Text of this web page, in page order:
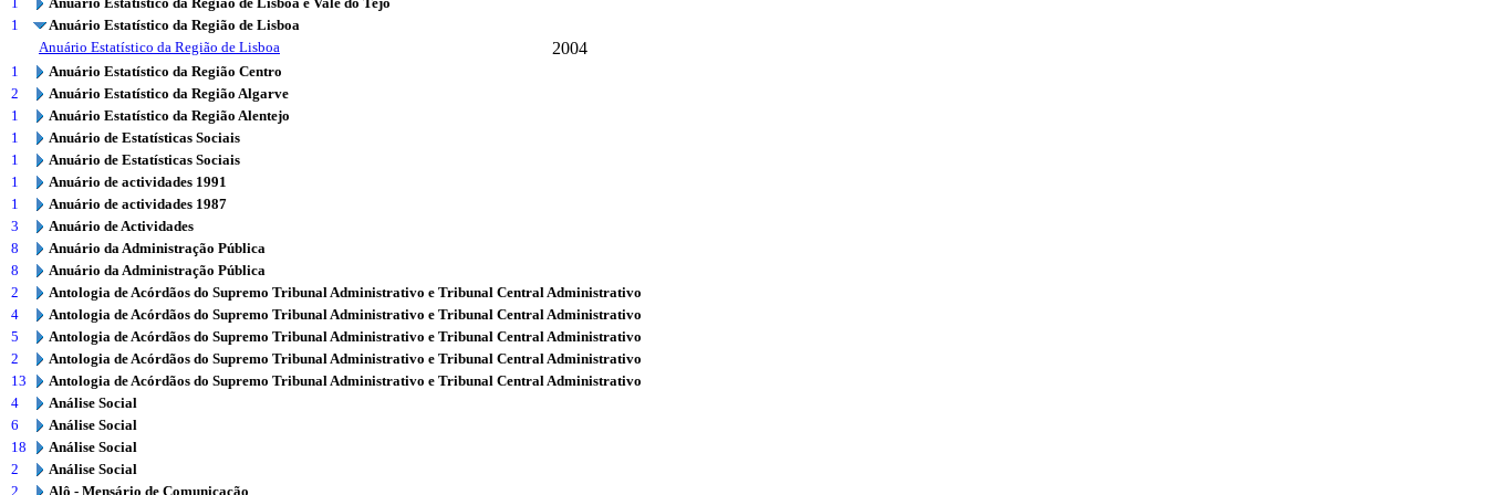
1
Anuário Estatístico da Região de Lisboa
Anuário Estatístico da Região de Lisboa
2004
1
Anuário Estatístico da Região Centro
2
Anuário Estatístico da Região Algarve
1
Anuário Estatístico da Região Alentejo
1
Anuário de Estatísticas Sociais
1
Anuário de Estatísticas Sociais
1
Anuário de actividades 1991
1
Anuário de actividades 1987
3
Anuário de Actividades
8
Anuário da Administração Pública
8
Anuário da Administração Pública
2
Antologia de Acórdãos do Supremo Tribunal Administrativo e Tribunal Central Administrativo
4
Antologia de Acórdãos do Supremo Tribunal Administrativo e Tribunal Central Administrativo
5
Antologia de Acórdãos do Supremo Tribunal Administrativo e Tribunal Central Administrativo
2
Antologia de Acórdãos do Supremo Tribunal Administrativo e Tribunal Central Administrativo
13
Antologia de Acórdãos do Supremo Tribunal Administrativo e Tribunal Central Administrativo
4
Análise Social
6
Análise Social
18
Análise Social
2
Análise Social
2
Alô - Mensário de Comunicação